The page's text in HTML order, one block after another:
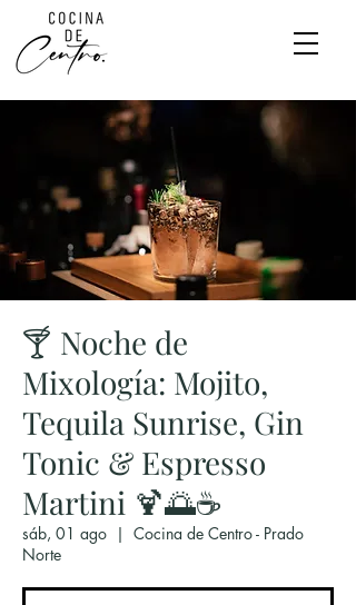
🍸 Noche de
Mixología: Mojito,
Tequila Sunrise, Gin
Tonic & Espresso
Martini 🍹🌅☕
sáb, 01 ago
  |
Cocina de Centro - Prado
Norte